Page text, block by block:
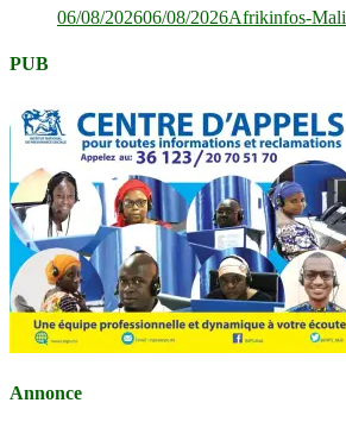
06/08/202606/08/2026Afrikinfos-Mali
PUB
Annonce